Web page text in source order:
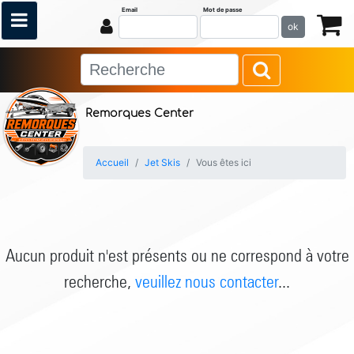
Remorques Center
Email Mot de passe
ok
Accueil Jet Skis Vous êtes ici
Aucun produit n'est présents ou ne correspond à votre
recherche, veuillez nous contacter...